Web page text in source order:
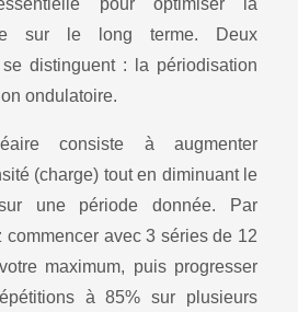
pour optimiser la
sur le long terme. Deux
distinguent : la périodisation
ondulatoire.
consiste à augmenter
(charge) tout en diminuant le
une période donnée. Par
avec 3 séries de 12
maximum, puis progresser
à 85% sur plusieurs